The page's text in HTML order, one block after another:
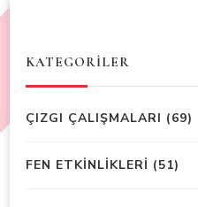
KATEGORİLER
ÇIZGI ÇALIŞMALARI (69)
FEN ETKİNLİKLERİ (51)